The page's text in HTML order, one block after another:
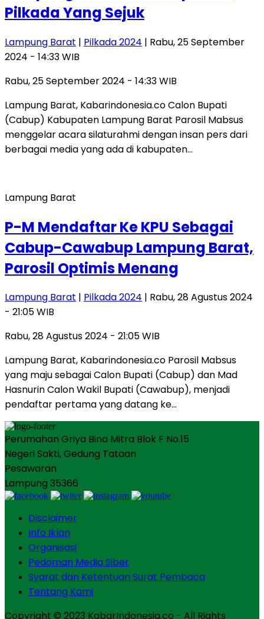
Pilkada Yang Sejuk
Lampung Barat | Pilkada 2024 | Rabu, 25 September
2024 - 14:33 WIB
Rabu, 25 September 2024 - 14:33 WIB
Lampung Barat, Kabarindonesia.co Calon Bupati
(Cabup) Kabupaten Lampung Barat Parosil Mabsus
menggelar acara silaturahmi dengan insan pers dari
berbagai media yang ada di kabupaten…
Lampung Barat
P-M Mendaftar Ke KPU Sebagai
Cabup-Cawabup Lampung Barat,
Parosil Optimis Menang
Lampung Barat | Pilkada 2024 | Rabu, 28 Agustus 2024
- 21:05 WIB
Rabu, 28 Agustus 2024 - 21:05 WIB
Lampung Barat, Kabarindonesia.co Parosil Mabsus
yang maju sebagai Calon Bupati (Cabup) dan Mad
Hasnurin Calon Wakil Bupati (Cawabup), menjadi
pendaftar pertama yang datang ke…
Perumahan Griya Bina Mitra Blok F No.15
Negeri Sakti, Gedung Tataan
Pesawaran
Lampung 35366
Disclaimer
Info Iklan
Organisasi
Pedoman Media Siber
Syarat dan Ketentuan Surat Pembaca
Tentang Kami
Copyright © 2023 KabarIndonesia.co - All Rights